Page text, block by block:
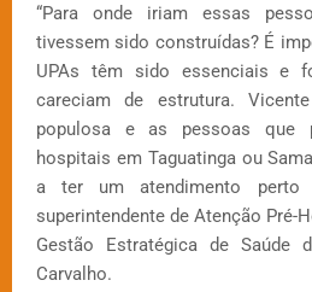
“Para onde iriam essas
tivessem sido construídas? É
UPAs têm sido essenciais e
careciam de estrutura.
populosa e as pessoas que
hospitais em Taguatinga ou
a ter um atendimento perto
superintendente de Atenção Pré-
Gestão Estratégica de Saúde
Carvalho.